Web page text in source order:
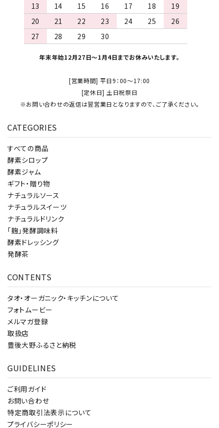
13
14 15 16 17 18
19
20
21 22 23 24 25
26
27
28 29 30
年末年始12月27日～1月4日までお休みいたします。
[営業時間] 平日9：00～17:00
[定休日] 土日祝祭日
※お問い合わせの返信は翌営業日となりますので、ご了承ください。
CATEGORIES
すべての商品
酵素シロップ
酵素ジャム
ギフト・贈り物
ナチュラルソース
ナチュラルスイーツ
ナチュラルドリンク
「麹」発酵調味料
酵素ドレッシング
発酵茶
CONTENTS
タオ・オーガニック・キッチンについて
フォトムービー
メルマガ登録
取扱店
豊後大野ふるさと納税
GUIDELINES
ご利用ガイド
お問い合わせ
特定商取引法表示について
プライバシーポリシー